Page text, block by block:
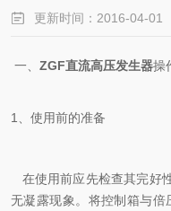
更新时间：2016-04-01
一、 ZGF直流高压发生器操
1、使用前的准备
在使用前应先检查其完好
无凝露现象。将控制箱与